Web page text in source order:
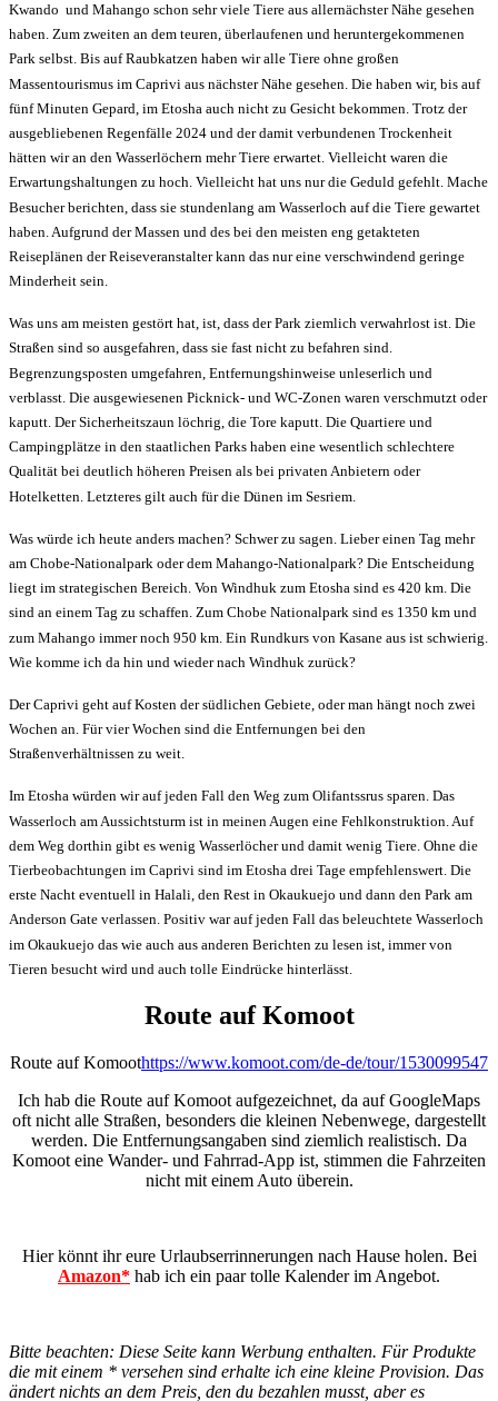
Kwando und Mahango schon sehr viele Tiere aus allernächster Nähe gesehen
haben. Zum zweiten an dem teuren, überlaufenen und heruntergekommenen
Park selbst. Bis auf Raubkatzen haben wir alle Tiere ohne großen
Massentourismus im Caprivi aus nächster Nähe gesehen. Die haben wir, bis auf
fünf Minuten Gepard, im Etosha auch nicht zu Gesicht bekommen. Trotz der
ausgebliebenen Regenfälle 2024 und der damit verbundenen Trockenheit
hätten wir an den Wasserlöchern mehr Tiere erwartet. Vielleicht waren die
Erwartungshaltungen zu hoch. Vielleicht hat uns nur die Geduld gefehlt. Mache
Besucher berichten, dass sie stundenlang am Wasserloch auf die Tiere gewartet
haben. Aufgrund der Massen und des bei den meisten eng getakteten
Reiseplänen der Reiseveranstalter kann das nur eine verschwindend geringe
Minderheit sein.
Was uns am meisten gestört hat, ist, dass der Park ziemlich verwahrlost ist. Die
Straßen sind so ausgefahren, dass sie fast nicht zu befahren sind.
Begrenzungsposten umgefahren, Entfernungshinweise unleserlich und
verblasst. Die ausgewiesenen Picknick- und WC-Zonen waren verschmutzt oder
kaputt. Der Sicherheitszaun löchrig, die Tore kaputt. Die Quartiere und
Campingplätze in den staatlichen Parks haben eine wesentlich schlechtere
Qualität bei deutlich höheren Preisen als bei privaten Anbietern oder
Hotelketten. Letzteres gilt auch für die Dünen im Sesriem.
Was würde ich heute anders machen? Schwer zu sagen. Lieber einen Tag mehr
am Chobe-Nationalpark oder dem Mahango-Nationalpark? Die Entscheidung
liegt im strategischen Bereich. Von Windhuk zum Etosha sind es 420 km. Die
sind an einem Tag zu schaffen. Zum Chobe Nationalpark sind es 1350 km und
zum Mahango immer noch 950 km. Ein Rundkurs von Kasane aus ist schwierig.
Wie komme ich da hin und wieder nach Windhuk zurück?
Der Caprivi geht auf Kosten der südlichen Gebiete, oder man hängt noch zwei
Wochen an. Für vier Wochen sind die Entfernungen bei den
Straßenverhältnissen zu weit.
Im Etosha würden wir auf jeden Fall den Weg zum Olifantssrus sparen. Das
Wasserloch am Aussichtsturm ist in meinen Augen eine Fehlkonstruktion. Auf
dem Weg dorthin gibt es wenig Wasserlöcher und damit wenig Tiere. Ohne die
Tierbeobachtungen im Caprivi sind im Etosha drei Tage empfehlenswert. Die
erste Nacht eventuell in Halali, den Rest in Okaukuejo und dann den Park am
Anderson Gate verlassen. Positiv war auf jeden Fall das beleuchtete Wasserloch
im Okaukuejo das wie auch aus anderen Berichten zu lesen ist, immer von
Tieren besucht wird und auch tolle Eindrücke hinterlässt.
Route auf Komoot
Route auf Komoothttps://www.komoot.com/de-de/tour/1530099547
Ich hab die Route auf Komoot aufgezeichnet, da auf GoogleMaps
oft nicht alle Straßen, besonders die kleinen Nebenwege, dargestellt
werden. Die Entfernungsangaben sind ziemlich realistisch. Da
Komoot eine Wander- und Fahrrad-App ist, stimmen die Fahrzeiten
nicht mit einem Auto überein.
Hier könnt ihr eure Urlaubserrinnerungen nach Hause holen. Bei
Amazon* hab ich ein paar tolle Kalender im Angebot.
Bitte beachten: Diese Seite kann Werbung enthalten. Für Produkte
die mit einem * versehen sind erhalte ich eine kleine Provision. Das
ändert nichts an dem Preis, den du bezahlen musst, aber es